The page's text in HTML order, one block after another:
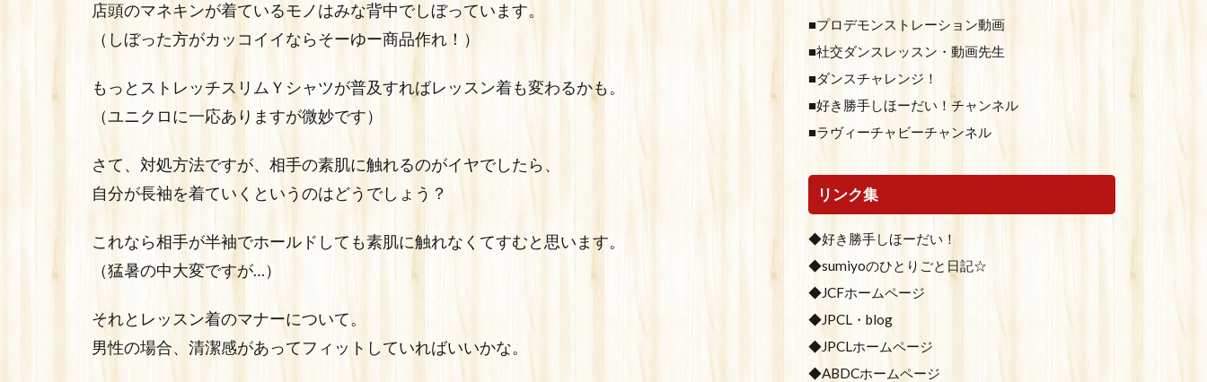
店頭のマネキンが着ているモノはみな背中でしぼっています。
（しぼった方がカッコイイならそーゆー商品作れ！）
もっとストレッチスリムＹシャツが普及すればレッスン着も変わるかも。
（ユニクロに一応ありますが微妙です）
さて、対処方法ですが、相手の素肌に触れるのがイヤでしたら、
自分が長袖を着ていくというのはどうでしょう？
これなら相手が半袖でホールドしても素肌に触れなくてすむと思います。
（猛暑の中大変ですが…）
それとレッスン着のマナーについて。
男性の場合、清潔感があってフィットしていればいいかな。
■プロデモンストレーション動画
■社交ダンスレッスン・動画先生
■ダンスチャレンジ！
■好き勝手しほーだい！チャンネル
■ラヴィーチャビーチャンネル
リンク集
◆好き勝手しほーだい！
◆sumiyoのひとりごと日記☆
◆JCFホームページ
◆JPCL・blog
◆JPCLホームページ
◆ABDCホームページ